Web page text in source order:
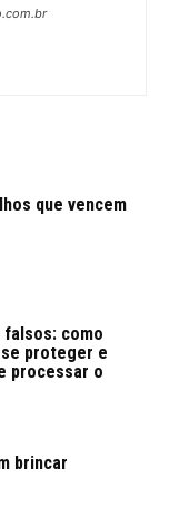
que vencem
como
proteger e
processar o
brincar